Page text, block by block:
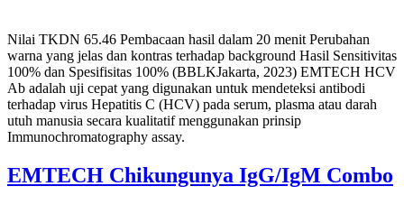
Nilai TKDN 65.46 Pembacaan hasil dalam 20 menit Perubahan
warna yang jelas dan kontras terhadap background Hasil Sensitivitas
100% dan Spesifisitas 100% (BBLKJakarta, 2023) EMTECH HCV
Ab adalah uji cepat yang digunakan untuk mendeteksi antibodi
terhadap virus Hepatitis C (HCV) pada serum, plasma atau darah
utuh manusia secara kualitatif menggunakan prinsip
Immunochromatography assay.
EMTECH Chikungunya IgG/IgM Combo